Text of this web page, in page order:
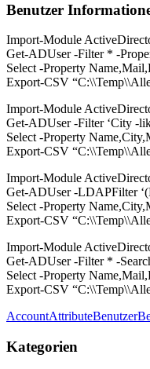
Benutzer
Import-Module
Get-ADUser -Filter * -
Select -Property
Export-CSV
Import-Module
Get-ADUser -Filter ‘City -
Select -Property
Export-CSV
Import-Module
Get-ADUser -LDAPFilter
Select -Property
Export-CSV
Import-Module
Get-ADUser -Filter * -
Select -Property
Export-CSV
AccountAttributeBenutzer
Kategorien